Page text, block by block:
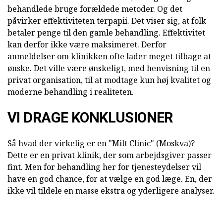
behandlede bruge forældede metoder. Og det
påvirker effektiviteten terpapii. Det viser sig, at folk
betaler penge til den gamle behandling. Effektivitet
kan derfor ikke være maksimeret. Derfor
anmeldelser om klinikken ofte lader meget tilbage at
ønske. Det ville være ønskeligt, med henvisning til en
privat organisation, til at modtage kun høj kvalitet og
moderne behandling i realiteten.
VI DRAGE KONKLUSIONER
Så hvad der virkelig er en "Milt Clinic" (Moskva)?
Dette er en privat klinik, der som arbejdsgiver passer
fint. Men for behandling her for tjenesteydelser vil
have en god chance, for at vælge en god læge. En, der
ikke vil tildele en masse ekstra og yderligere analyser.